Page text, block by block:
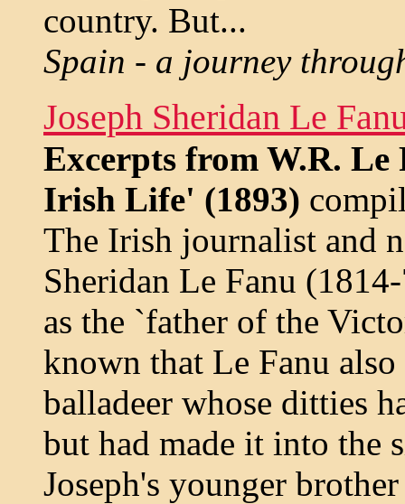
country. But...
Spain - a journey
Joseph Sheridan Le
Excerpts from W.R. Le
Irish Life' (1893)
The Irish journalist and
Sheridan Le Fanu
as the `father of the
known that Le Fanu
balladeer whose ditties
but had made it into the
Joseph's younger